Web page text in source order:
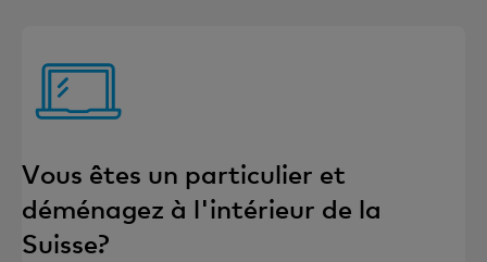
Vous êtes un particulier et
déménagez à l'intérieur de la
Suisse?